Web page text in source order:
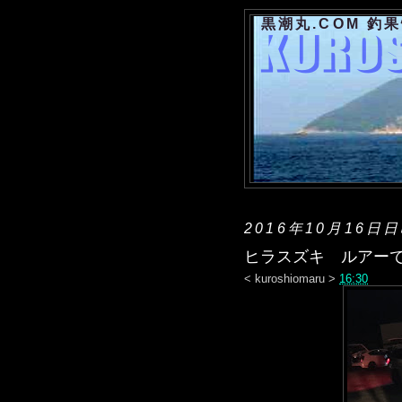
黒潮丸.COM 釣
2016年10月16日日
ヒラスズキ ルアー
< kuroshiomaru > 16:30